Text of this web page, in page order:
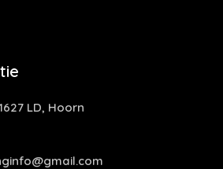
LD, Hoorn